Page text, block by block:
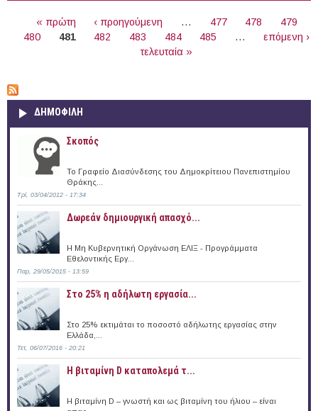
« πρώτη ‹ προηγούμενη … 477 478
479
480
481 482 483 484 485 …
επόμενη ›
τελευταία »
ΔΗΜΟΦΙΛΗ
Σκοπός
Το Γραφείο Διασύνδεσης του Δημοκρίτειου Πανεπιστημίου
Θράκης...
Τρί, 03/04/2012 - 17:34
Δωρεάν δημιουργική απασχό...
Η Μη Κυβερνητική Οργάνωση ΕΛΙΞ - Προγράμματα
Εθελοντικής Εργ...
Παρ, 29/05/2015 - 13:59
Στο 25% η αδήλωτη εργασία...
Στο 25% εκτιμάται το ποσοστό αδήλωτης εργασίας στην
Ελλάδα,...
Τετ, 06/07/2016 - 20:21
Η βιταμίνη D καταπολεμά τ...
Η βιταμίνη D – γνωστή και ως βιταμίνη του ήλιου – είναι